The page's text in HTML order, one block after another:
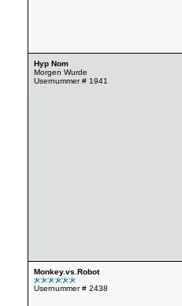
Hyp Nom
Morgen Wurde
Usernummer # 1941
Monkey.vs.Robot
Usernummer # 2438